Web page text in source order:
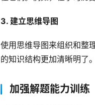
3. 建立思维导图
使用思维导图来组织和整
的知识结构更加清晰明了。
加强解题能力训练